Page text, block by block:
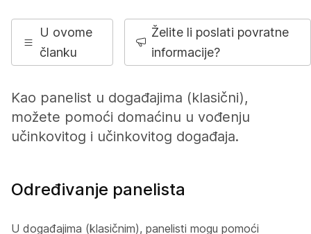
U ovome
članku
Želite li poslati povratne
informacije?
Kao panelist u događajima (klasični),
možete pomoći domaćinu u vođenju
učinkovitog i učinkovitog događaja.
Određivanje panelista
U događajima (klasičnim), panelisti mogu pomoći